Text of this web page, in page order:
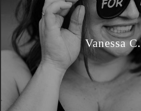
Vanessa C.